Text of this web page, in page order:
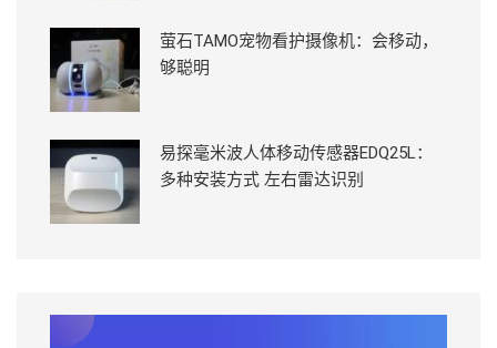
萤石TAMO宠物看护摄像机：会移动，
够聪明
易探毫米波人体移动传感器EDQ25L：
多种安装方式 左右雷达识别